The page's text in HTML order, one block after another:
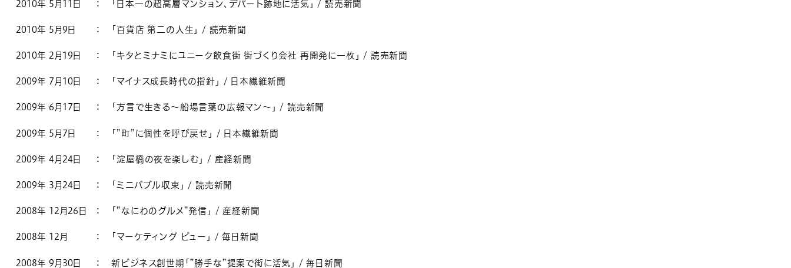
2010年 5月11日 ： 「日本一の超高層マンション、デパート跡地に活気」 / 読売新聞
2010年 5月9日 ： 「百貨店 第二の人生」 / 読売新聞
2010年 2月19日 ： 「キタとミナミにユニーク飲食街 街づくり会社 再開発に一枚」 / 読売新聞
2009年 7月10日 ： 「マイナス成長時代の指針」 / 日本繊維新聞
2009年 6月17日 ： 「方言で生きる～船場言葉の広報マン～」 / 読売新聞
2009年 5月7日 ： 「”町”に個性を呼び戻せ」 / 日本繊維新聞
2009年 4月24日 ： 「淀屋橋の夜を楽しむ」 / 産経新聞
2009年 3月24日 ： 「ミニバブル収束」 / 読売新聞
2008年 12月26日 ： 「”なにわのグルメ”発信」 / 産経新聞
2008年 12月 ： 「マーケティング ビュー」 / 毎日新聞
2008年 9月30日 ： 新ビジネス創世期「”勝手な”提案で街に活気」 / 毎日新聞